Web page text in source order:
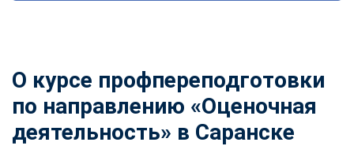
О курсе профпереподготовки
по направлению «Оценочная
деятельность» в Саранске